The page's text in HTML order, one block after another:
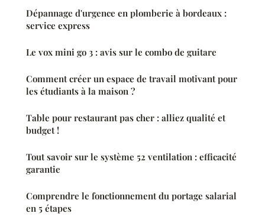
Dépannage d'urgence en plomberie à bordeaux :
service express
Le vox mini go 3 : avis sur le combo de guitare
Comment créer un espace de travail motivant pour
les étudiants à la maison ?
Table pour restaurant pas cher : alliez qualité et
budget !
Tout savoir sur le système 52 ventilation : efficacité
garantie
Comprendre le fonctionnement du portage salarial
en 5 étapes